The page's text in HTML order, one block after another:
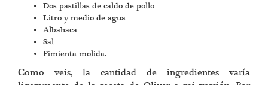
Dos pastillas de caldo de pollo
Litro y medio de agua
Albahaca
Sal
Pimienta molida.
Como veis, la cantidad de ingredientes varía